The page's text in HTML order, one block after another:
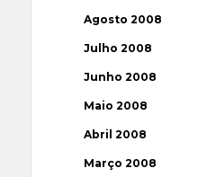
Agosto 2008
Julho 2008
Junho 2008
Maio 2008
Abril 2008
Março 2008